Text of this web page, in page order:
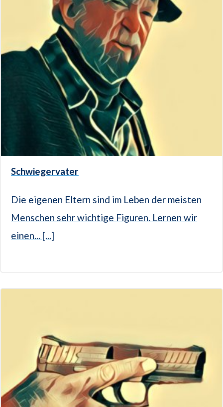
Schwiegervater
Die eigenen Eltern sind im Leben der meisten
Menschen sehr wichtige Figuren. Lernen wir
einen... [...]